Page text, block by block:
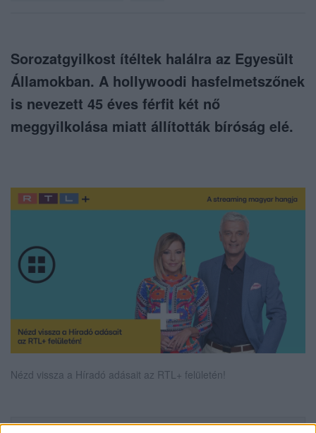
Sorozatgyilkost ítéltek halálra az Egyesült
Államokban. A hollywoodi hasfelmetszőnek
is nevezett 45 éves férfit két nő
meggyilkolása miatt állították bíróság elé.
Nézd vissza a Híradó adásait az RTL+ felületén!